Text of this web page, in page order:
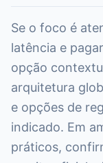
Se o foco é
latência e
opção
arquitetura
e opções de
indicado. Em
práticos,